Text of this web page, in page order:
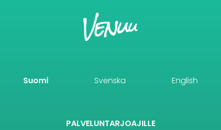
Suomi Svenska English
PALVELUNTARJOAJILLE